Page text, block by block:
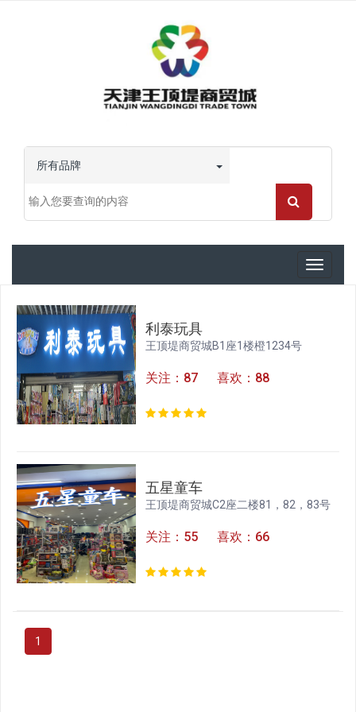
所有品牌
Toggle
利泰玩具
王顶堤商贸城B1座1楼橙1234号
关注：87 喜欢：88
五星童车
王顶堤商贸城C2座二楼81，82，83号
关注：55 喜欢：66
1